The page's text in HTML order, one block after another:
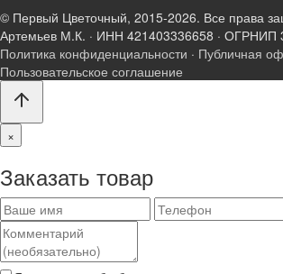
© Первый Цветочный, 2015-2026. Все права
Артемьев М.К. · ИНН 421403336658 · ОГРНИП
Политика конфиденциальности · Публичная
Пользовательское соглашение
×
Заказать товар
Ваше
имя
Телефон